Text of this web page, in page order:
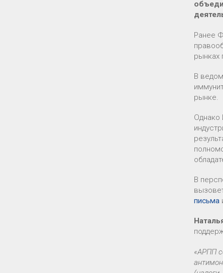
Ранее
рынках
В
рынке.
Однако
В
письма
«АРПП